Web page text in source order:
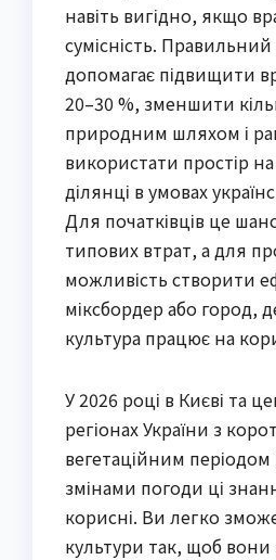
навіть вигідно, якщо
сумісність. Правильний
допомагає підвищити
20–30 %, зменшити
природним шляхом і
використати простір
ділянці в умовах
Для початківців це
типових втрат, а для
можливість створити
міксбордер або город,
культура працює на
У 2026 році в Києві та
регіонах України з
вегетаційним періодом
змінами погоди ці
корисні. Ви легко
культури так, щоб